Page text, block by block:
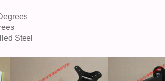
Steel